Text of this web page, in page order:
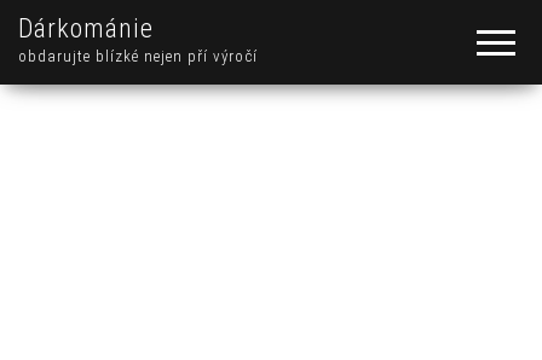
Dárkománie
obdarujte blízké nejen pří výročí